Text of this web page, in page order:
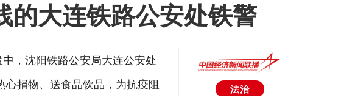
的大连铁路公安处铁警
，沈阳铁路公安局大连公安处
捐物、送食品饮品，为抗疫阻
法治